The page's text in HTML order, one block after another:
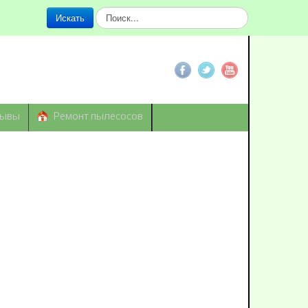
Искать Искать...
Ремонт пылесосов